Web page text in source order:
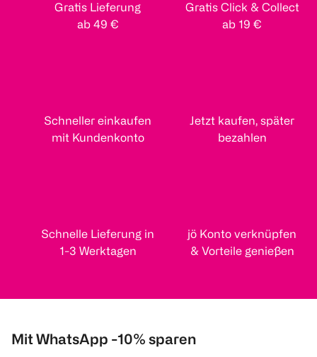
Gratis Lieferung
ab 49 €
Gratis Click & Collect
ab 19 €
Schneller einkaufen
mit Kundenkonto
Jetzt kaufen, später
bezahlen
Schnelle Lieferung in
1-3 Werktagen
jö Konto verknüpfen
& Vorteile genießen
Mit WhatsApp -10% sparen